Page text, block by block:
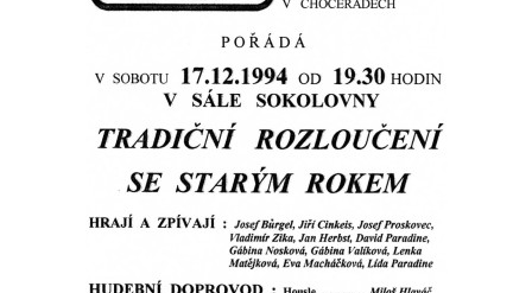
VIDEOZÁZNAMY Z HER
ČLENOVÉ - SOUČASNOST